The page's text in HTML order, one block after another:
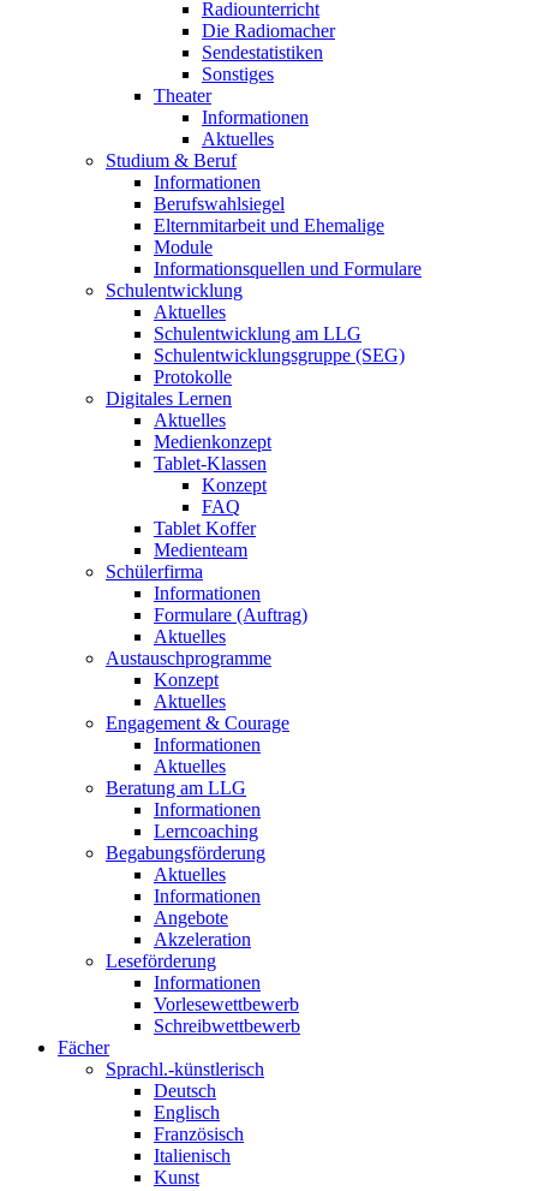
Radiounterricht
Die Radiomacher
Sendestatistiken
Sonstiges
Theater
Informationen
Aktuelles
Studium & Beruf
Informationen
Berufswahlsiegel
Elternmitarbeit und Ehemalige
Module
Informationsquellen und Formulare
Schulentwicklung
Aktuelles
Schulentwicklung am LLG
Schulentwicklungsgruppe (SEG)
Protokolle
Digitales Lernen
Aktuelles
Medienkonzept
Tablet-Klassen
Konzept
FAQ
Tablet Koffer
Medienteam
Schülerfirma
Informationen
Formulare (Auftrag)
Aktuelles
Austauschprogramme
Konzept
Aktuelles
Engagement & Courage
Informationen
Aktuelles
Beratung am LLG
Informationen
Lerncoaching
Begabungsförderung
Aktuelles
Informationen
Angebote
Akzeleration
Leseförderung
Informationen
Vorlesewettbewerb
Schreibwettbewerb
Fächer
Sprachl.-künstlerisch
Deutsch
Englisch
Französisch
Italienisch
Kunst